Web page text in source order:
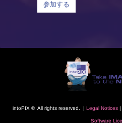
参加する
intoPIX © All rights reserved. | Legal Notices|
Software